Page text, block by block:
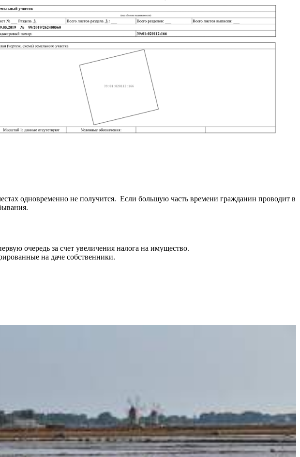
одновременно не получится. Если большую часть времени гражданин проводит в
очередь за счет увеличения налога на имущество.
на даче собственники.